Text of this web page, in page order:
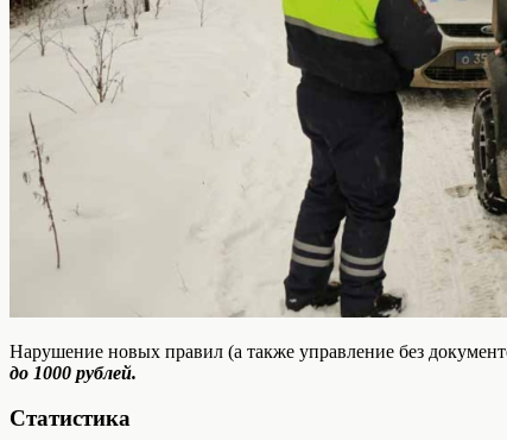
Нарушение новых правил (а также управление без
до 1000 рублей.
Статистика